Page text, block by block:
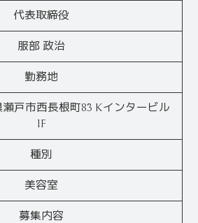
代表取締役
服部 政治
勤務地
瀬戸市西長根町83 Kインタービル
1F
種別
美容室
募集内容